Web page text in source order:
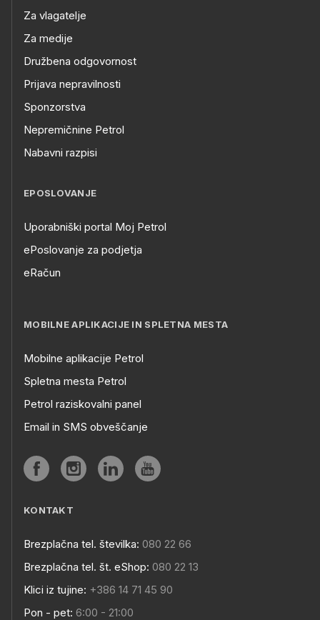
Za vlagatelje
Za medije
Družbena odgovornost
Prijava nepravilnosti
Sponzorstva
Nepremičnine Petrol
Nabavni razpisi
EPOSLOVANJE
Uporabniški portal Moj Petrol
ePoslovanje za podjetja
eRačun
MOBILNE APLIKACIJE IN SPLETNA MESTA
Mobilne aplikacije Petrol
Spletna mesta Petrol
Petrol raziskovalni panel
Email in SMS obveščanje
KONTAKT
Brezplačna tel. številka: 080 22 66
Brezplačna tel. št. eShop: 080 22 13
Klici iz tujine: +386 14 71 45 90
Pon - pet: 6:00 - 21:00